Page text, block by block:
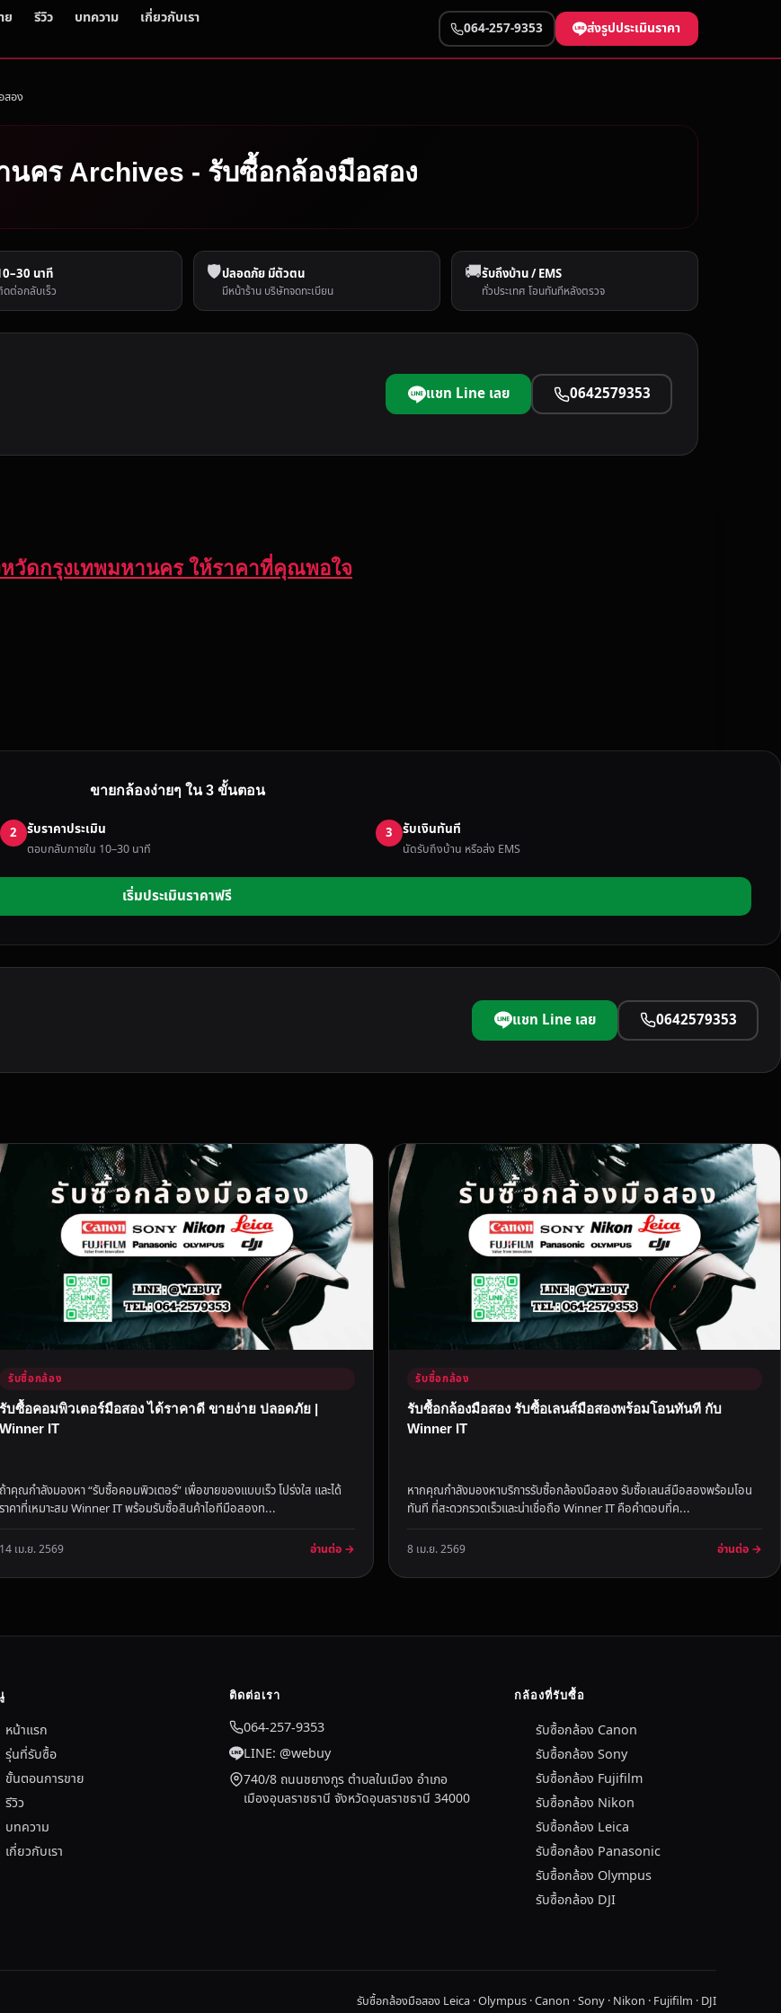
ย รีวิว บทความ เกี่ยวกับเรา
064-257-9353 ส่งรูปประเมินราคา
สอง
นคร Archives - รับซื้อกล้องมือสอง
นาที
ดต่อกลับเร็ว
🛡️ปลอดภัย มีตัวตน
มีหน้าร้าน บริษัทจดทะเบียน
🚚รับถึงบ้าน / EMS
ทั่วประเทศ โอนทันทีหลังตรวจ
แชท Line เลย 0642579353
วัดกรุงเทพมหานคร ให้ราคาที่คุณพอใจ
ขายกล้องง่ายๆ ใน 3 ขั้นตอน
2 รับราคาประเมิน
ตอบกลับภายใน 10–30 นาที
3 รับเงินทันที
นัดรับถึงบ้าน หรือส่ง EMS
เริ่มประเมินราคาฟรี
แชท Line เลย 0642579353
รับซื้อกล้อง
รับซื้อคอมพิวเตอร์มือสอง ได้ราคาดี ขายง่าย ปลอดภัย |
Winner IT
ถ้าคุณกำลังมองหา “รับซื้อคอมพิวเตอร์” เพื่อขายของแบบเร็ว โปร่งใส และได้
ราคาที่เหมาะสม Winner IT พร้อมรับซื้อสินค้าไอทีมือสองท...
14 เม.ย. 2569 อ่านต่อ →
รับซื้อกล้อง
รับซื้อกล้องมือสอง รับซื้อเลนส์มือสองพร้อมโอนทันที กับ
Winner IT
หากคุณกำลังมองหาบริการรับซื้อกล้องมือสอง รับซื้อเลนส์มือสองพร้อมโอน
ทันที ที่สะดวกรวดเร็วและน่าเชื่อถือ Winner IT คือคำตอบที่ค...
8 เม.ย. 2569 อ่านต่อ →
หน้าแรก
รุ่นที่รับซื้อ
ขั้นตอนการขาย
รีวิว
บทความ
เกี่ยวกับเรา
ติดต่อเรา
064-257-9353
LINE: @webuy
740/8 ถนนชยางกูร ตำบลในเมือง อำเภอ
เมืองอุบลราชธานี จังหวัดอุบลราชธานี 34000
กล้องที่รับซื้อ
รับซื้อกล้อง Canon
รับซื้อกล้อง Sony
รับซื้อกล้อง Fujifilm
รับซื้อกล้อง Nikon
รับซื้อกล้อง Leica
รับซื้อกล้อง Panasonic
รับซื้อกล้อง Olympus
รับซื้อกล้อง DJI
รับซื้อกล้องมือสอง Leica · Olympus · Canon · Sony · Nikon · Fujifilm · DJI